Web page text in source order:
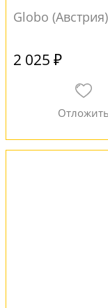
Globo (Австрия)
2 025 ₽